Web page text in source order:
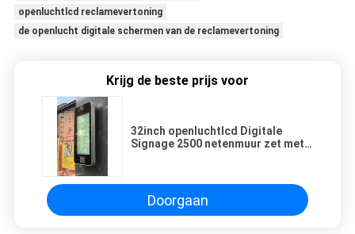
openluchtlcd reclamevertoning
de openlucht digitale schermen van de reclamevertoning
Krijg de beste prijs voor
32inch openluchtlcd Digitale
Signage 2500 netenmuur zet met
Doorgaan